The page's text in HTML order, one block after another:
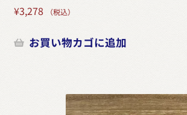
¥3,278 （税込）
お買い物カゴに追加